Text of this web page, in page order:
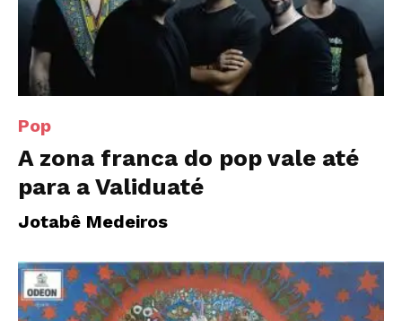
Pop
A zona franca do pop vale até
para a Validuaté
Jotabê Medeiros